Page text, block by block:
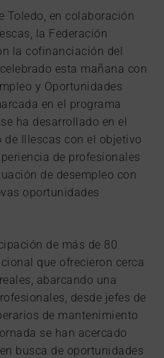
Toledo, en colaboración
la Federación
la cofinanciación del
esta mañana con
y Oportunidades
en el programa
ha desarrollado en el
de Illescas con el objetivo
de profesionales
de desempleo con
oportunidades
de más de 80
que ofrecieron cerca
abarcando una
desde jefes de
de mantenimiento
se han acercado
busca de oportunidades